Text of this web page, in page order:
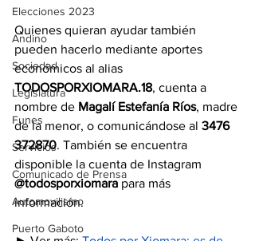
Elecciones 2023
Andino
Sociedad
Legislatura
Funes
Servicios
Comunicado de Prensa
Automovilismo
Puerto Gaboto
Quienes quieran ayudar también
pueden hacerlo mediante aportes
económicos al alias
TODOSPORXIOMARA.18, cuenta a
nombre de Magalí Estefanía Ríos, madre
de la menor, o comunicándose al 3476
372870. También se encuentra
disponible la cuenta de Instagram
@todosporxiomara para más
información.